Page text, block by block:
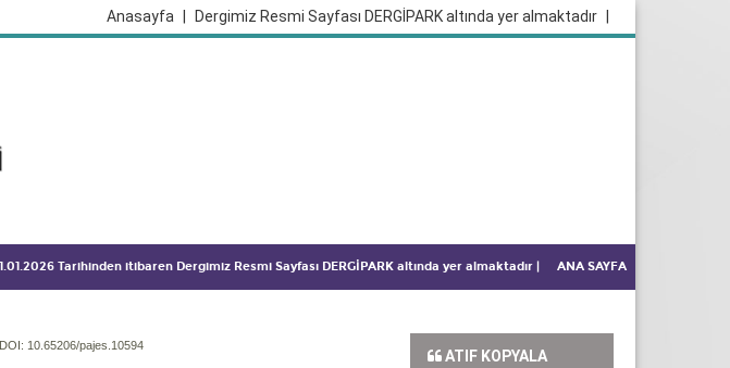
Dergimiz Resmi Sayfası DERGİPARK altında yer almaktadır
Anasayfa
Tarihinden itibaren Dergimiz Resmi Sayfası DERGİPARK altında yer almaktadır ANA SAYFA
10.65206/pajes.10594
ATIF KOPYALA